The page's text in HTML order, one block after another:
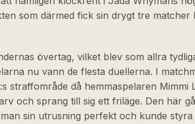
som därmed fick sin drygt tre matcher
övertag, vilket blev som allra
nu vann de flesta duellerna. I
straffområde då hemmaspelaren Mimmi
och sprang till sig ett friläge. Den här
sin utrusning perfekt och kunde